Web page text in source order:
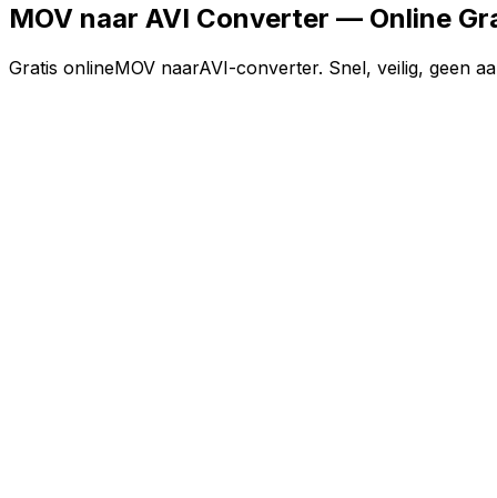
MOV naar AVI Converter — Online
Gratis onlineMOV naarAVI-converter. Snel, veilig, geen